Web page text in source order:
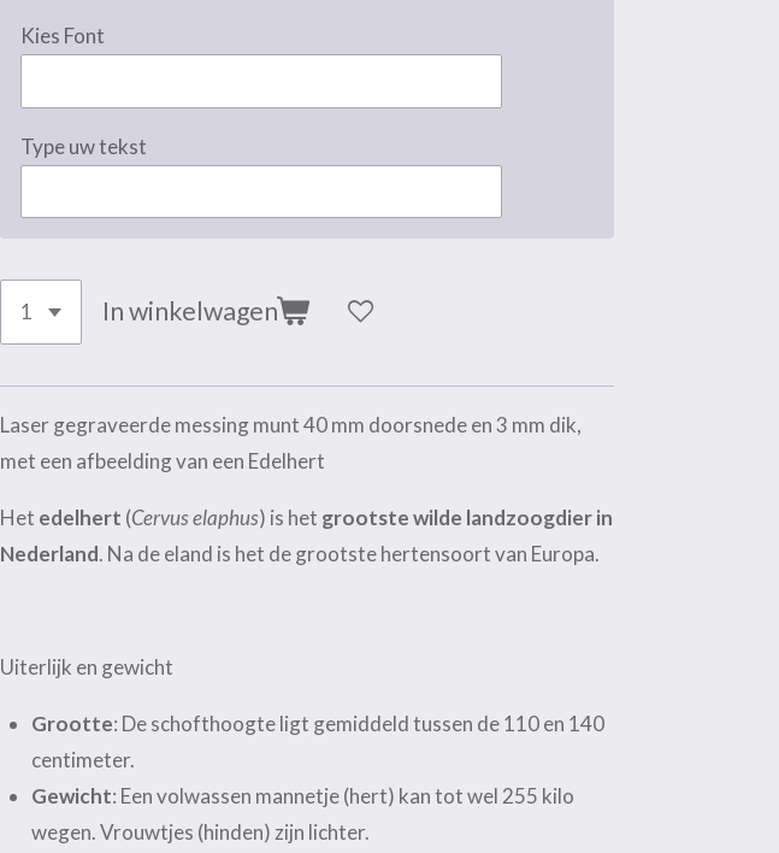
Kies Font
Type uw tekst
In winkelwagen
Laser gegraveerde messing munt 40 mm doorsnede en 3 mm dik,
met een afbeelding van een Edelhert
Het edelhert (Cervus elaphus) is het grootste wilde landzoogdier in
Nederland. Na de eland is het de grootste hertensoort van Europa.
Uiterlijk en gewicht
Grootte: De schofthoogte ligt gemiddeld tussen de 110 en 140
centimeter.
Gewicht: Een volwassen mannetje (hert) kan tot wel 255 kilo
wegen. Vrouwtjes (hinden) zijn lichter.